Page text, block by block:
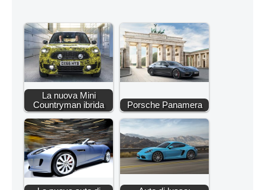
La nuova Mini
Countryman ibrida
Porsche Panamera